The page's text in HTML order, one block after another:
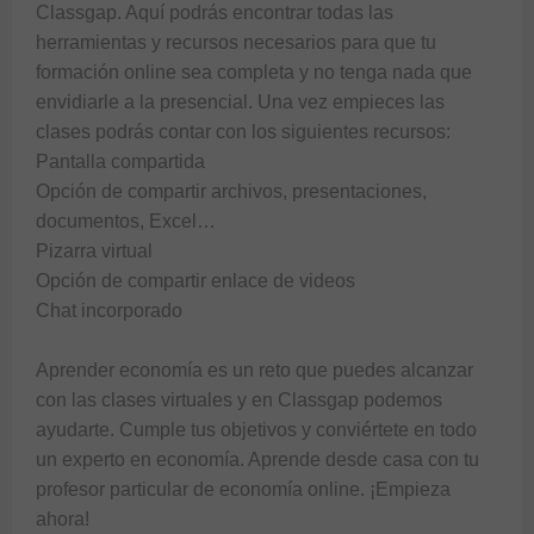
Classgap. Aquí podrás encontrar todas las
herramientas y recursos necesarios para que tu
formación online sea completa y no tenga nada que
envidiarle a la presencial. Una vez empieces las
clases podrás contar con los siguientes recursos:
Pantalla compartida
Opción de compartir archivos, presentaciones,
documentos, Excel…
Pizarra virtual
Opción de compartir enlace de videos
Chat incorporado
Aprender economía es un reto que puedes alcanzar
con las clases virtuales y en Classgap podemos
ayudarte. Cumple tus objetivos y conviértete en todo
un experto en economía. Aprende desde casa con tu
profesor particular de economía online. ¡Empieza
ahora!